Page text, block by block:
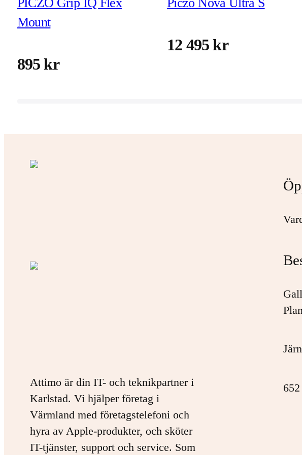
Mount
895 kr
12 495 kr
Attimo är din IT- och teknikpartner i
Karlstad. Vi hjälper företag i
Värmland med företagstelefoni och
hyra av Apple-produkter, och sköter
IT-tjänster, support och service. Som